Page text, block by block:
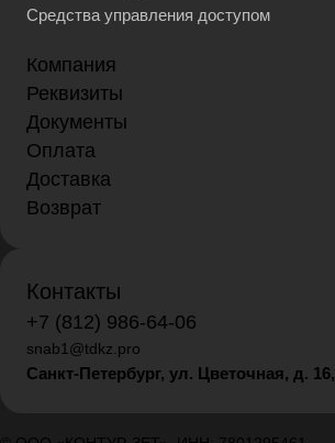
Средства управления доступом
Компания
Реквизиты
Документы
Оплата
Доставка
Возврат
Контакты
+7 (812) 986-64-06
snab1@tdkz.pro
Санкт-Петербург, ул. Цветочная, д. 16,